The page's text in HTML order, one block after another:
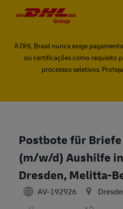
A DHL Brasil nunca exige
ou certificações como requisito
processos seletivos.
Postbote für
(m/w/d) Aushilfe
Dresden, Melitta-
AV-192926